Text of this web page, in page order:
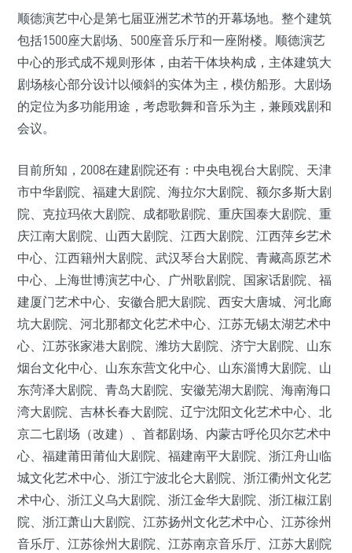
顺德演艺中心是第七届亚洲艺术节的开幕场地。整个建筑
包括1500座大剧场、500座音乐厅和一座附楼。顺德演艺
中心的形式成不规则形体，由若干体块构成，主体建筑大
剧场核心部分设计以倾斜的实体为主，模仿船形。大剧场
的定位为多功能用途，考虑歌舞和音乐为主，兼顾戏剧和
会议。
目前所知，2008在建剧院还有：中央电视台大剧院、天津
市中华剧院、福建大剧院、海拉尔大剧院、额尔多斯大剧
院、克拉玛依大剧院、成都歌剧院、重庆国泰大剧院、重
庆江南大剧院、山西大剧院、江西大剧院、江西萍乡艺术
中心、江西籍州大剧院、武汉琴台大剧院、青藏高原艺术
中心、上海世博演艺中心、广州歌剧院、国家话剧院、福
建厦门艺术中心、安徽合肥大剧院、西安大唐城、河北廊
坑大剧院、河北那都文化艺术中心、江苏无锡太湖艺术中
心、江苏张家港大剧院、潍坊大剧院、济宁大剧院、山东
烟台文化中心、山东东营文化中心、山东淄博大剧院、山
东菏泽大剧院、青岛大剧院、安徽芜湖大剧院、海南海口
湾大剧院、吉林长春大剧院、辽宁沈阳文化艺术中心、北
京二七剧场（改建）、首都剧场、内蒙古呼伦贝尔艺术中
心、福建莆田莆仙大剧院、福建南平大剧院、浙江舟山临
城文化艺术中心、浙江宁波北仑大剧院、浙江衢州文化艺
术中心、浙江义乌大剧院、浙江金华大剧院、浙江椒江剧
院、浙江萧山大剧院、江苏扬州文化艺术中心、江苏徐州
音乐厅、江苏徐州大剧院、江苏南京音乐厅、江苏大剧院